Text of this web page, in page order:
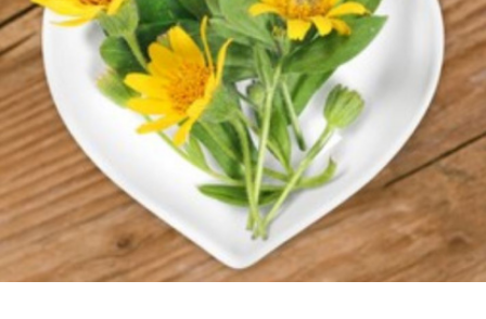
Copiar